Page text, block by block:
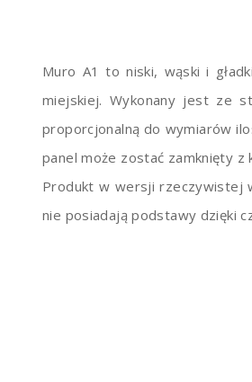
Muro A1 to niski, wąski i
miejskiej. Wykonany jest ze
proporcjonalną do wymiarów
panel może zostać zamknięty z
Produkt w wersji rzeczywistej
nie posiadają podstawy dzięki